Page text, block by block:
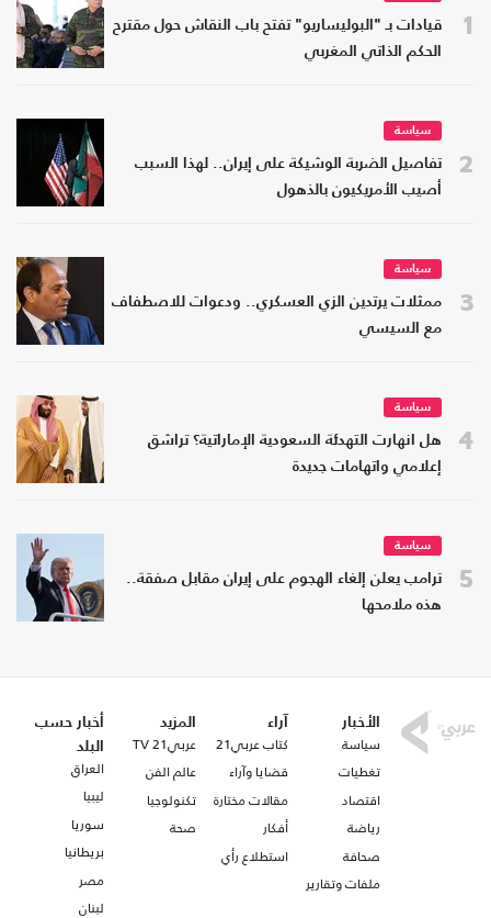
1
قيادات بـ "البوليساريو" تفتح باب النقاش حول مقترح
الحكم الذاتي المغربي
2
سياسة
تفاصيل الضربة الوشيكة على إيران.. لهذا السبب
أصيب الأمريكيون بالذهول
3
سياسة
ممثلات يرتدين الزي العسكري.. ودعوات للاصطفاف
مع السيسي
4
سياسة
هل انهارت التهدئة السعودية الإماراتية؟ تراشق
إعلامي واتهامات جديدة
5
سياسة
ترامب يعلن إلغاء الهجوم على إيران مقابل صفقة..
هذه ملامحها
الأخبار
سياسة
تغطيات
اقتصاد
رياضة
صحافة
ملفات وتقارير
آراء
كتاب عربي21
قضايا وآراء
مقالات مختارة
أفكار
استطلاع رأي
المزيد
عربي21 TV
عالم الفن
تكنولوجيا
صحة
أخبار حسب
البلد
العراق
ليبيا
سوريا
بريطانيا
مصر
لبنان